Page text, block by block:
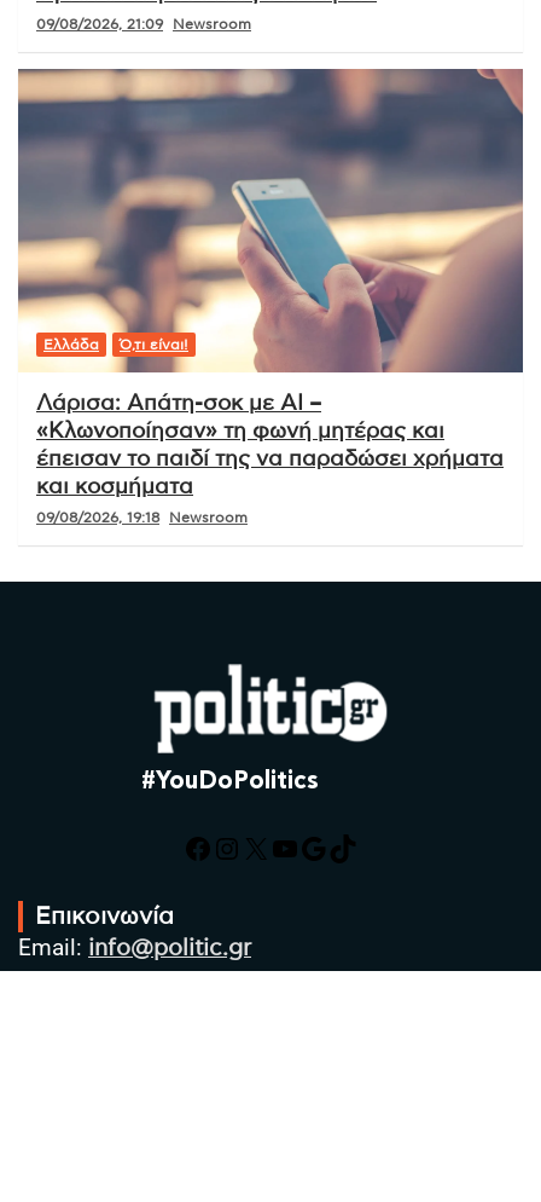
09/08/2026, 21:09 Newsroom
Ελλάδα Ό,τι είναι!
Λάρισα: Απάτη-σοκ με AI –
«Κλωνοποίησαν» τη φωνή μητέρας και
έπεισαν το παιδί της να παραδώσει χρήματα
και κοσμήματα
09/08/2026, 19:18 Newsroom
#YouDoPolitics
Facebook
Instagram
X YouTube
Google
TikTok
Επικοινωνία
Email: info@politic.gr
Τηλ: